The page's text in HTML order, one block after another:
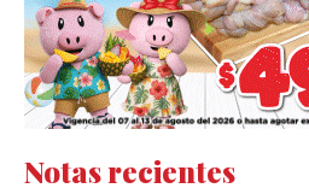
Notas recientes